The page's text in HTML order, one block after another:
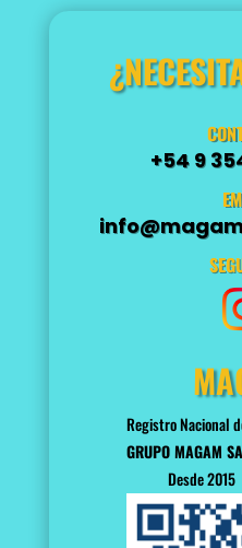
+54 9
Registro Nacional
GRUPO
Desde 2015